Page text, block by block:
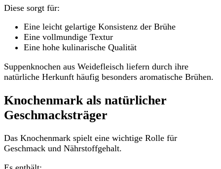
Diese sorgt für:
Eine leicht gelartige Konsistenz der Brühe
Eine vollmundige Textur
Eine hohe kulinarische Qualität
Suppenknochen aus Weidefleisch liefern durch ihre
natürliche Herkunft häufig besonders aromatische Brühen.
Knochenmark als natürlicher
Geschmacksträger
Das Knochenmark spielt eine wichtige Rolle für
Geschmack und Nährstoffgehalt.